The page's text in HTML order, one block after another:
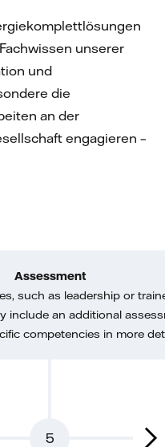
unserer
und
die
an der
engagieren –
5
Assessment
such as leadership or
include an additional
competencies in more